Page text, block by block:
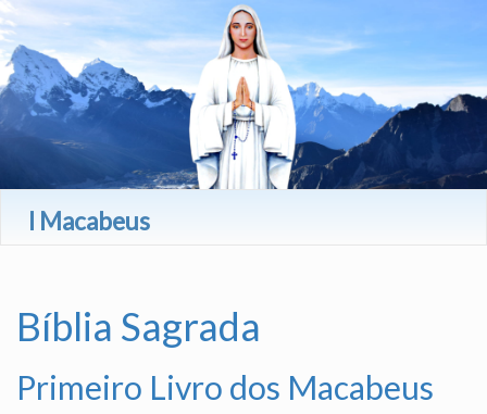
I Macabeus
Bíblia Sagrada
Primeiro Livro dos Macabeus